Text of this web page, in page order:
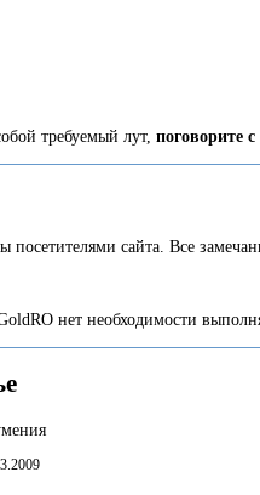
требуемый лут, поговорите
сайта. Все
нет необходимости